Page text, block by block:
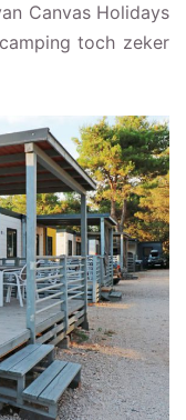
Canvas Holidays
toch zeker